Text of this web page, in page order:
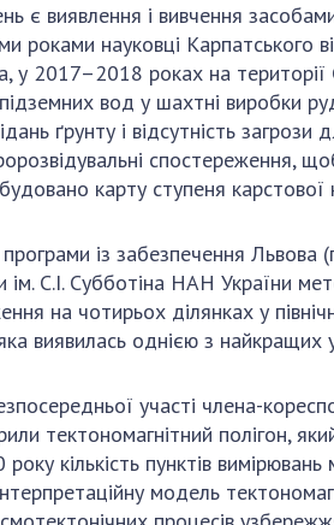
виявлення і вивчення
роками науковці Карпатського
у 2017–2018 роках на
вод у шахтні виробки
ґрунту і відсутність
спостереження,
карту ступеня карстової
із забезпечення
ім. С.І. Субботіна НАН України
на чотирьох ділянках у
виявилась однією з найкращих
участі члена-
тектономагнітний полігон,
кількість пунктів
модель